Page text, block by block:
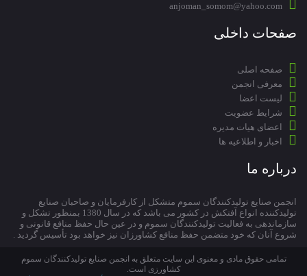
anjoman_somom@yahoo.com
صفحات داخلی
صفحه اصلی
معرفی انجمن
لیست اعضا
شرایط عضویت
اعضای هیات مدیره
اخبار و اطلاعیه ها
درباره ما
انجمن صنایع تولیدکنندگان سموم متشکل از کارفرمایان و صاحبان صنایع
تولیدکننده انواع آفتکش در کشور می باشد که در سال 1380 بمنظور تشکل و
سازماندهی به فعالیت تولیدکنندگان سموم و در عین حال حفظ منافع قانونی و
شروع آنان که خود متضمن حفظ منافع کشاورزان نیز خواهد بود تأسیس گردید .
تمامی حقوق مادی و معنوی این سایت متعلق به انجمن صنایع تولیدکنندگان سموم
کشاورزی است.